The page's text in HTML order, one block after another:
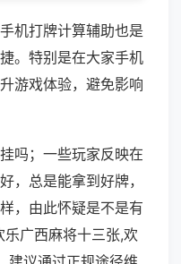
机打牌计算辅助也是
。特别是在大家手机
游戏体验，避免影响
吗；一些玩家反映在
，总是能拿到好牌，
，由此怀疑是不是有
广西麻将十三张,欢